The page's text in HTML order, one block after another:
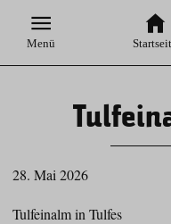
Menü
28. Mai 2026
Tulfeinalm in Tulfes